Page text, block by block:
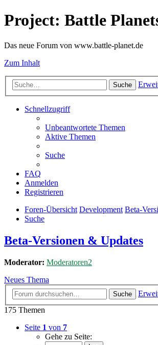
Project: Battle
Das neue Forum von www.battle-planet.de
Zum Inhalt
Suche
Schnellzugriff
Unbeantwortete Themen
Aktive Themen
Suche
FAQ
Anmelden
Registrieren
Foren-Übersicht Development Beta-
Suche
Beta-Versionen & Updates
Moderator: Moderatoren2
Neues Thema
Suche
175 Themen
Seite 1 von 7
Gehe zu Seite: